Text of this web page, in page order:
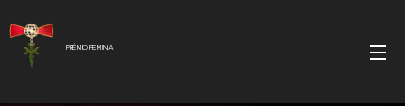
PRÉMIO FEMINA